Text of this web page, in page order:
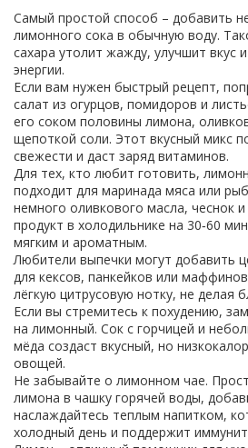
Самый простой способ – добавить
лимонного сока в обычную воду.
сахара утолит жажду, улучшит вкус
энергии.
Если вам нужен быстрый рецепт,
салат из огурцов, помидоров и
его соком половины лимона,
щепоткой соли. Этот вкусный микс
свежести и даст заряд витаминов.
Для тех, кто любит готовить,
подходит для маринада мяса или
немного оливкового масла, чеснок
продукт в холодильнике на 30‑60
мягким и ароматным.
Любители выпечки могут добавить
для кексов, панкейков или
лёгкую цитрусовую нотку, не делая
Если вы стремитесь к похудению,
на лимонный. Сок с горчицей и
мёда создаст вкусный, но
овощей.
Не забывайте о лимонном чае.
лимона в чашку горячей воды,
наслаждайтесь теплым напитком,
холодный день и поддержит